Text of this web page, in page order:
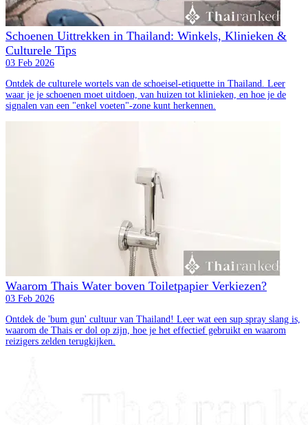
Schoenen Uittrekken in Thailand: Winkels, Klinieken &
Culturele Tips
03 Feb 2026
Ontdek de culturele wortels van de schoeisel-etiquette in Thailand. Leer
waar je je schoenen moet uitdoen, van huizen tot klinieken, en hoe je de
signalen van een "enkel voeten"-zone kunt herkennen.
Waarom Thais Water boven Toiletpapier Verkiezen?
03 Feb 2026
Ontdek de 'bum gun' cultuur van Thailand! Leer wat een sup spray slang is,
waarom de Thais er dol op zijn, hoe je het effectief gebruikt en waarom
reizigers zelden terugkijken.